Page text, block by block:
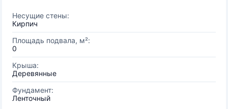
Несущие стены:
Кирпич
Площадь подвала, м²:
0
Крыша:
Деревянные
Фундамент:
Ленточный